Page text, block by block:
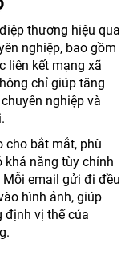
thương hiệu qua
nghiệp, bao gồm
liên kết mạng xã
chỉ giúp tăng
nghiệp và
cho bắt mắt, phù
khả năng tùy chỉnh
email gửi đi đều
hình ảnh, giúp
định vị thế của